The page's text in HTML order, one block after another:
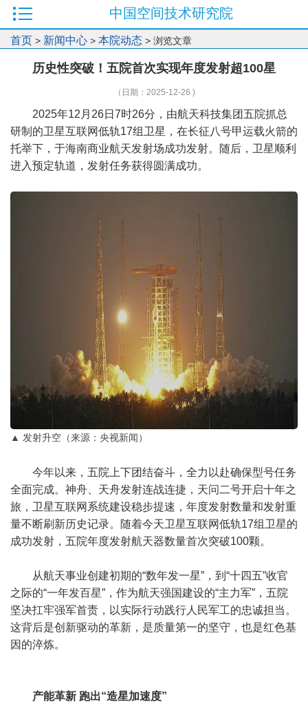
中国空间技术研究院
首页 > 新闻中心 > 本院动态 > 浏览文章
历史性突破！五院首次实现年度发射超100星
（日期：2025-12-26 )
2025年12月26日7时26分，由航天科技集团五院抓总
研制的卫星互联网低轨17组卫星，在长征八号甲运载火箭的
托举下，于海南商业航天发射场成功发射。随后，卫星顺利
进入预定轨道，发射任务获得圆满成功。
▲ 发射升空（来源：央视新闻）
今年以来，五院上下团结奋斗，全力以赴确保型号任务
全面完成。神舟、天舟发射连战连捷，天问二号开启十年之
旅，卫星互联网系统建设稳步提速，年度发射数量和发射重
量不断刷新历史记录。随着今天卫星互联网低轨17组卫星的
成功发射，五院年度发射航天器数量首次突破100颗。
从航天事业创建初期的“数年发一星”，到“十四五”收官
之际的“一年发百星”，作为航天强国建设的“主力军”，五院
坚决扛牢强军首责，以实际行动践行人民军工的忠诚担当。
这背后是创新驱动的革新，是质量第一的坚守，也是红色基
因的淬炼。
产能革新 跑出“造星加速度”